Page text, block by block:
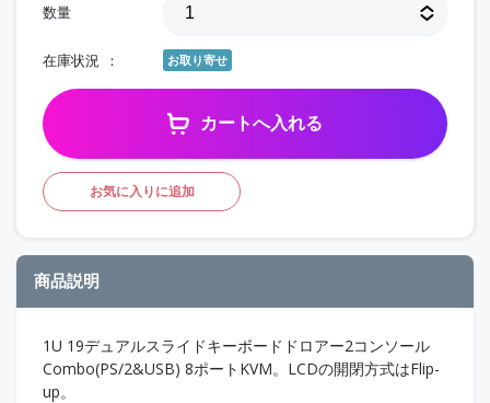
数量
在庫状況 お取り寄せ
カートへ入れる
お気に入りに追加
商品説明
1U 19デュアルスライドキーボードドロアー2コンソール
Combo(PS/2&USB) 8ポートKVM。LCDの開閉方式はFlip-
up。